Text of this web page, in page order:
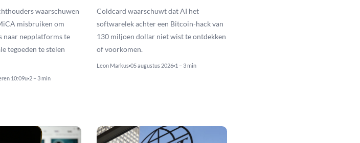
waarschuwen
misbruiken om
naar nepplatforms te
tegoeden te stelen
10:09u 2 – 3 min
Coldcard waarschuwt dat AI het
softwarelek achter een Bitcoin-hack van
130 miljoen dollar niet wist te ontdekken
of voorkomen.
Leon Markus 05 augustus 2026 1 – 3 min